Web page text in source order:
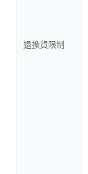
退換貨限制